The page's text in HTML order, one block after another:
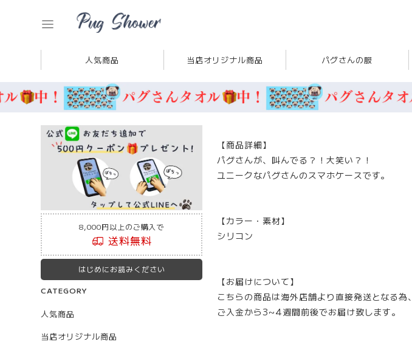
人気商品 当店オリジナル商品 パグさんの服
8,000円以上のご購入で
送料無料
はじめにお読みください
CATEGORY
人気商品
当店オリジナル商品
【商品詳細】
パグさんが、叫んでる？！大笑い？！
ユニークなパグさんのスマホケースです。
【カラー・素材】
シリコン
【お届けについて】
こちらの商品は海外店舗より直接発送となる為、
ご入金から3~4週間前後でお届け致します。